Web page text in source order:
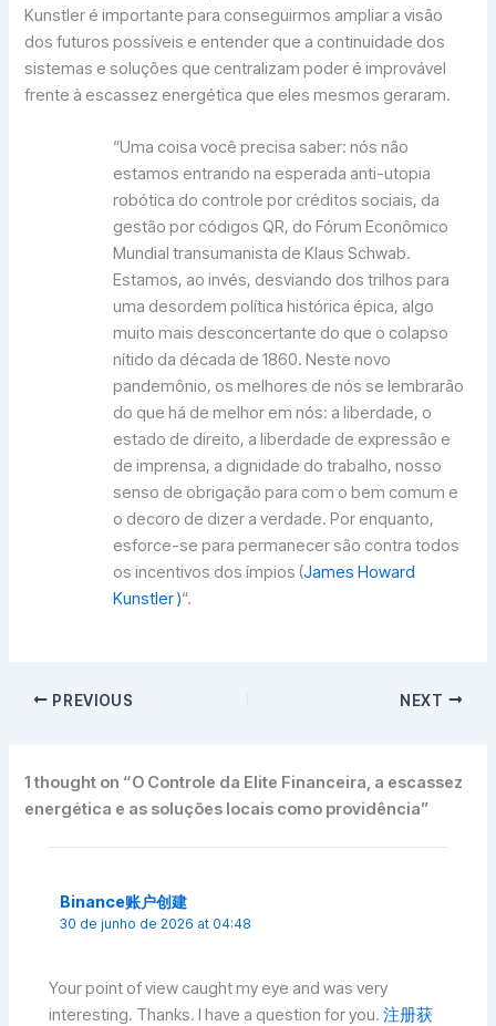
Kunstler é importante para conseguirmos ampliar a visão
dos futuros possíveis e entender que a continuidade dos
sistemas e soluções que centralizam poder é improvável
frente à escassez energética que eles mesmos geraram.
“Uma coisa você precisa saber: nós não
estamos entrando na esperada anti-utopia
robótica do controle por créditos sociais, da
gestão por códigos QR, do Fórum Econômico
Mundial transumanista de Klaus Schwab.
Estamos, ao invés, desviando dos trilhos para
uma desordem política histórica épica, algo
muito mais desconcertante do que o colapso
nítido da década de 1860. Neste novo
pandemônio, os melhores de nós se lembrarão
do que há de melhor em nós: a liberdade, o
estado de direito, a liberdade de expressão e
de imprensa, a dignidade do trabalho, nosso
senso de obrigação para com o bem comum e
o decoro de dizer a verdade. Por enquanto,
esforce-se para permanecer são contra todos
os incentivos dos ímpios (James Howard
Kunstler )“.
PREVIOUS NEXT
1 thought on “O Controle da Elite Financeira, a escassez
energética e as soluções locais como providência”
Binance账户创建
30 de junho de 2026 at 04:48
Your point of view caught my eye and was very
interesting. Thanks. I have a question for you.注册获